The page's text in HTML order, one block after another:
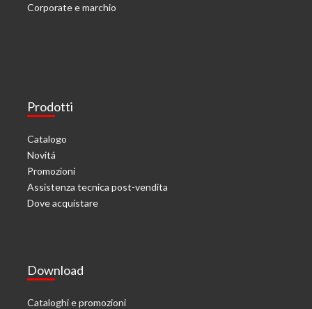
Corporate e marchio
Prodotti
Catalogo
Novitá
Promozioni
Assistenza tecnica post-vendita
Dove acquistare
Download
Cataloghi e promozioni